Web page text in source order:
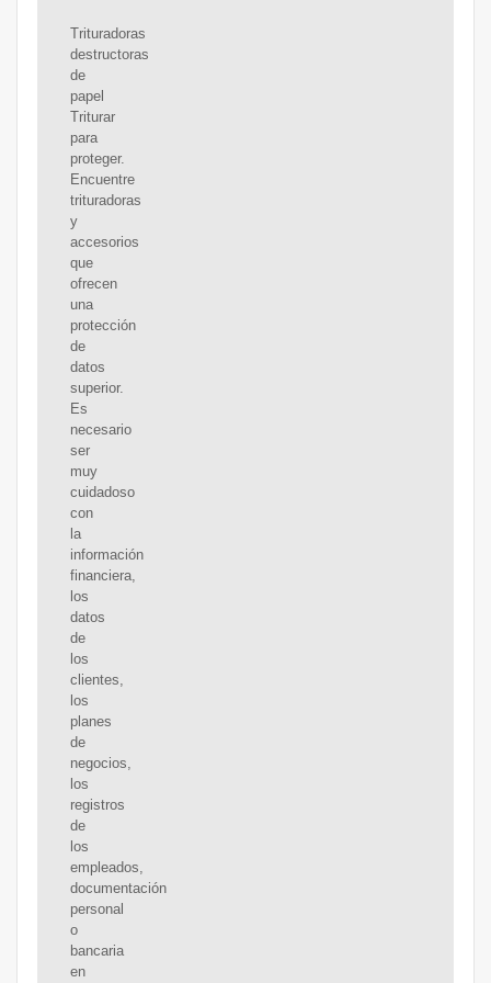
Trituradoras
destructoras
de
papel
Triturar
para
proteger.
Encuentre
trituradoras
y
accesorios
que
ofrecen
una
protección
de
datos
superior.
Es
necesario
ser
muy
cuidadoso
con
la
información
financiera,
los
datos
de
los
clientes,
los
planes
de
negocios,
los
registros
de
los
empleados,
documentación
personal
o
bancaria
en